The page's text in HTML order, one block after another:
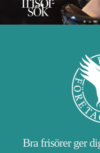
Bra frisörer ger